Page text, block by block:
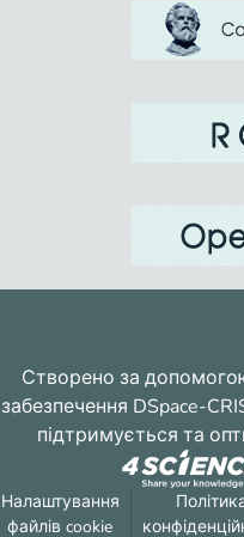
Створено за
забезпечення DSpace-
підтримується та
Налаштування
файлів cookie